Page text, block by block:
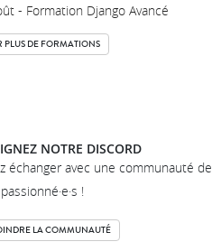
- Formation Django Avancé
PLUS DE FORMATIONS
NOTRE DISCORD
échanger avec une communauté de
!
LA COMMUNAUTÉ